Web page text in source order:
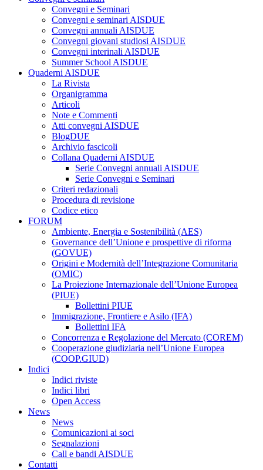
Convegni e Seminari
Convegni e seminari AISDUE
Convegni annuali AISDUE
Convegni giovani studiosi AISDUE
Convegni interinali AISDUE
Summer School AISDUE
Quaderni AISDUE
La Rivista
Organigramma
Articoli
Note e Commenti
Atti convegni AISDUE
BlogDUE
Archivio fascicoli
Collana Quaderni AISDUE
Serie Convegni annuali AISDUE
Serie Convegni e Seminari
Criteri redazionali
Procedura di revisione
Codice etico
FORUM
Ambiente, Energia e Sostenibilità (AES)
Governance dell’Unione e prospettive di riforma
(GOVUE)
Origini e Modernità dell’Integrazione Comunitaria
(OMIC)
La Proiezione Internazionale dell’Unione Europea
(PIUE)
Bollettini PIUE
Immigrazione, Frontiere e Asilo (IFA)
Bollettini IFA
Concorrenza e Regolazione del Mercato (COREM)
Cooperazione giudiziaria nell’Unione Europea
(COOP.GIUD)
Indici
Indici riviste
Indici libri
Open Access
News
News
Comunicazioni ai soci
Segnalazioni
Call e bandi AISDUE
Contatti